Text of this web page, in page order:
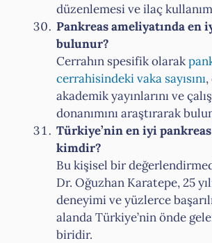
düzenlemesi ve ilaç
Pankreas ameliyatında en
bulunur?
Cerrahın spesifik olarak
cerrahisindeki vaka sayısını
akademik yayınlarını ve
donanımını araştırarak
Türkiye’nin en iyi
kimdir?
Bu kişisel bir
Dr. Oğuzhan Karatepe, 25
deneyimi ve yüzlerce
alanda Türkiye’nin önde
biridir.